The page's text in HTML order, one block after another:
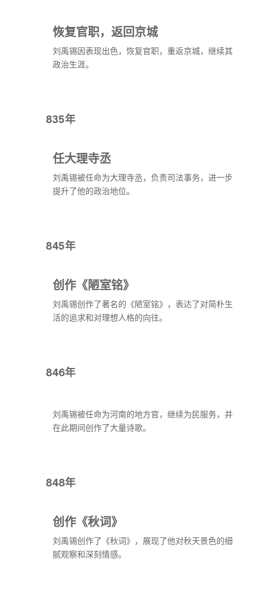
恢复官职，返回京城
刘禹锡因表现出色，恢复官职，重返京城，继续其
政治生涯。
835年
任大理寺丞
刘禹锡被任命为大理寺丞，负责司法事务，进一步
提升了他的政治地位。
845年
创作《陋室铭》
刘禹锡创作了著名的《陋室铭》，表达了对简朴生
活的追求和对理想人格的向往。
846年
刘禹锡被任命为河南的地方官，继续为民服务，并
在此期间创作了大量诗歌。
848年
创作《秋词》
刘禹锡创作了《秋词》，展现了他对秋天景色的细
腻观察和深刻情感。